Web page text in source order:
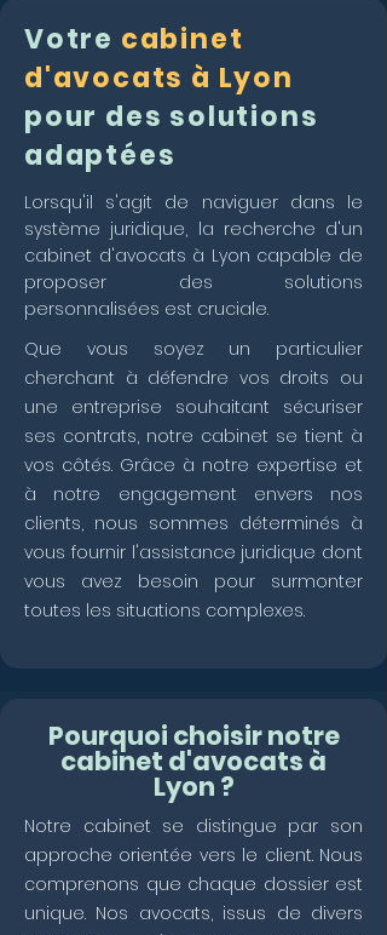
Votre cabinet
d'avocats à Lyon
pour des solutions
adaptées
Lorsqu'il s'agit de naviguer dans le
système juridique, la recherche d'un
cabinet d'avocats à Lyon capable de
proposer des solutions
personnalisées est cruciale.
Que vous soyez un particulier
cherchant à défendre vos droits ou
une entreprise souhaitant sécuriser
ses contrats, notre cabinet se tient à
vos côtés. Grâce à notre expertise et
à notre engagement envers nos
clients, nous sommes déterminés à
vous fournir l'assistance juridique dont
vous avez besoin pour surmonter
toutes les situations complexes.
Pourquoi choisir notre
cabinet d'avocats à
Lyon ?
Notre cabinet se distingue par son
approche orientée vers le client. Nous
comprenons que chaque dossier est
unique. Nos avocats, issus de divers